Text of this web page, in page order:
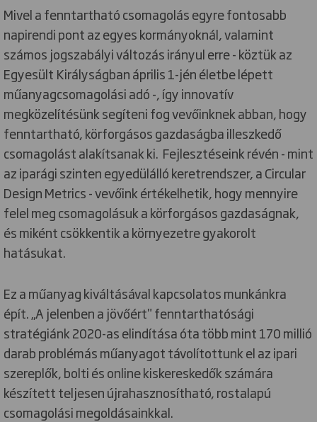
Mivel a fenntartható csomagolás egyre fontosabb
napirendi pont az egyes kormányoknál, valamint
számos jogszabályi változás irányul erre - köztük az
Egyesült Királyságban április 1-jén életbe lépett
műanyagcsomagolási adó -, így innovatív
megközelítésünk segíteni fog vevőinknek abban, hogy
fenntartható, körforgásos gazdaságba illeszkedő
csomagolást alakítsanak ki. Fejlesztéseink révén - mint
az iparági szinten egyedülálló keretrendszer, a Circular
Design Metrics - vevőink értékelhetik, hogy mennyire
felel meg csomagolásuk a körforgásos gazdaságnak,
és miként csökkentik a környezetre gyakorolt
hatásukat.
Ez a műanyag kiváltásával kapcsolatos munkánkra
épít. „A jelenben a jövőért" fenntarthatósági
stratégiánk 2020-as elindítása óta több mint 170 millió
darab problémás műanyagot távolítottunk el az ipari
szereplők, bolti és online kiskereskedők számára
készített teljesen újrahasznosítható, rostalapú
csomagolási megoldásainkkal.